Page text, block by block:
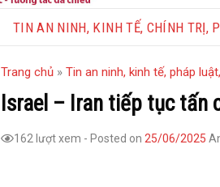
TIN AN NINH, KINH TẾ, CHÍNH TRỊ,
Trang chủ» Tin an ninh, kinh tế, pháp
Israel – Iran tiếp tục tấn
162 lượt xem - Posted on 25/06/2025